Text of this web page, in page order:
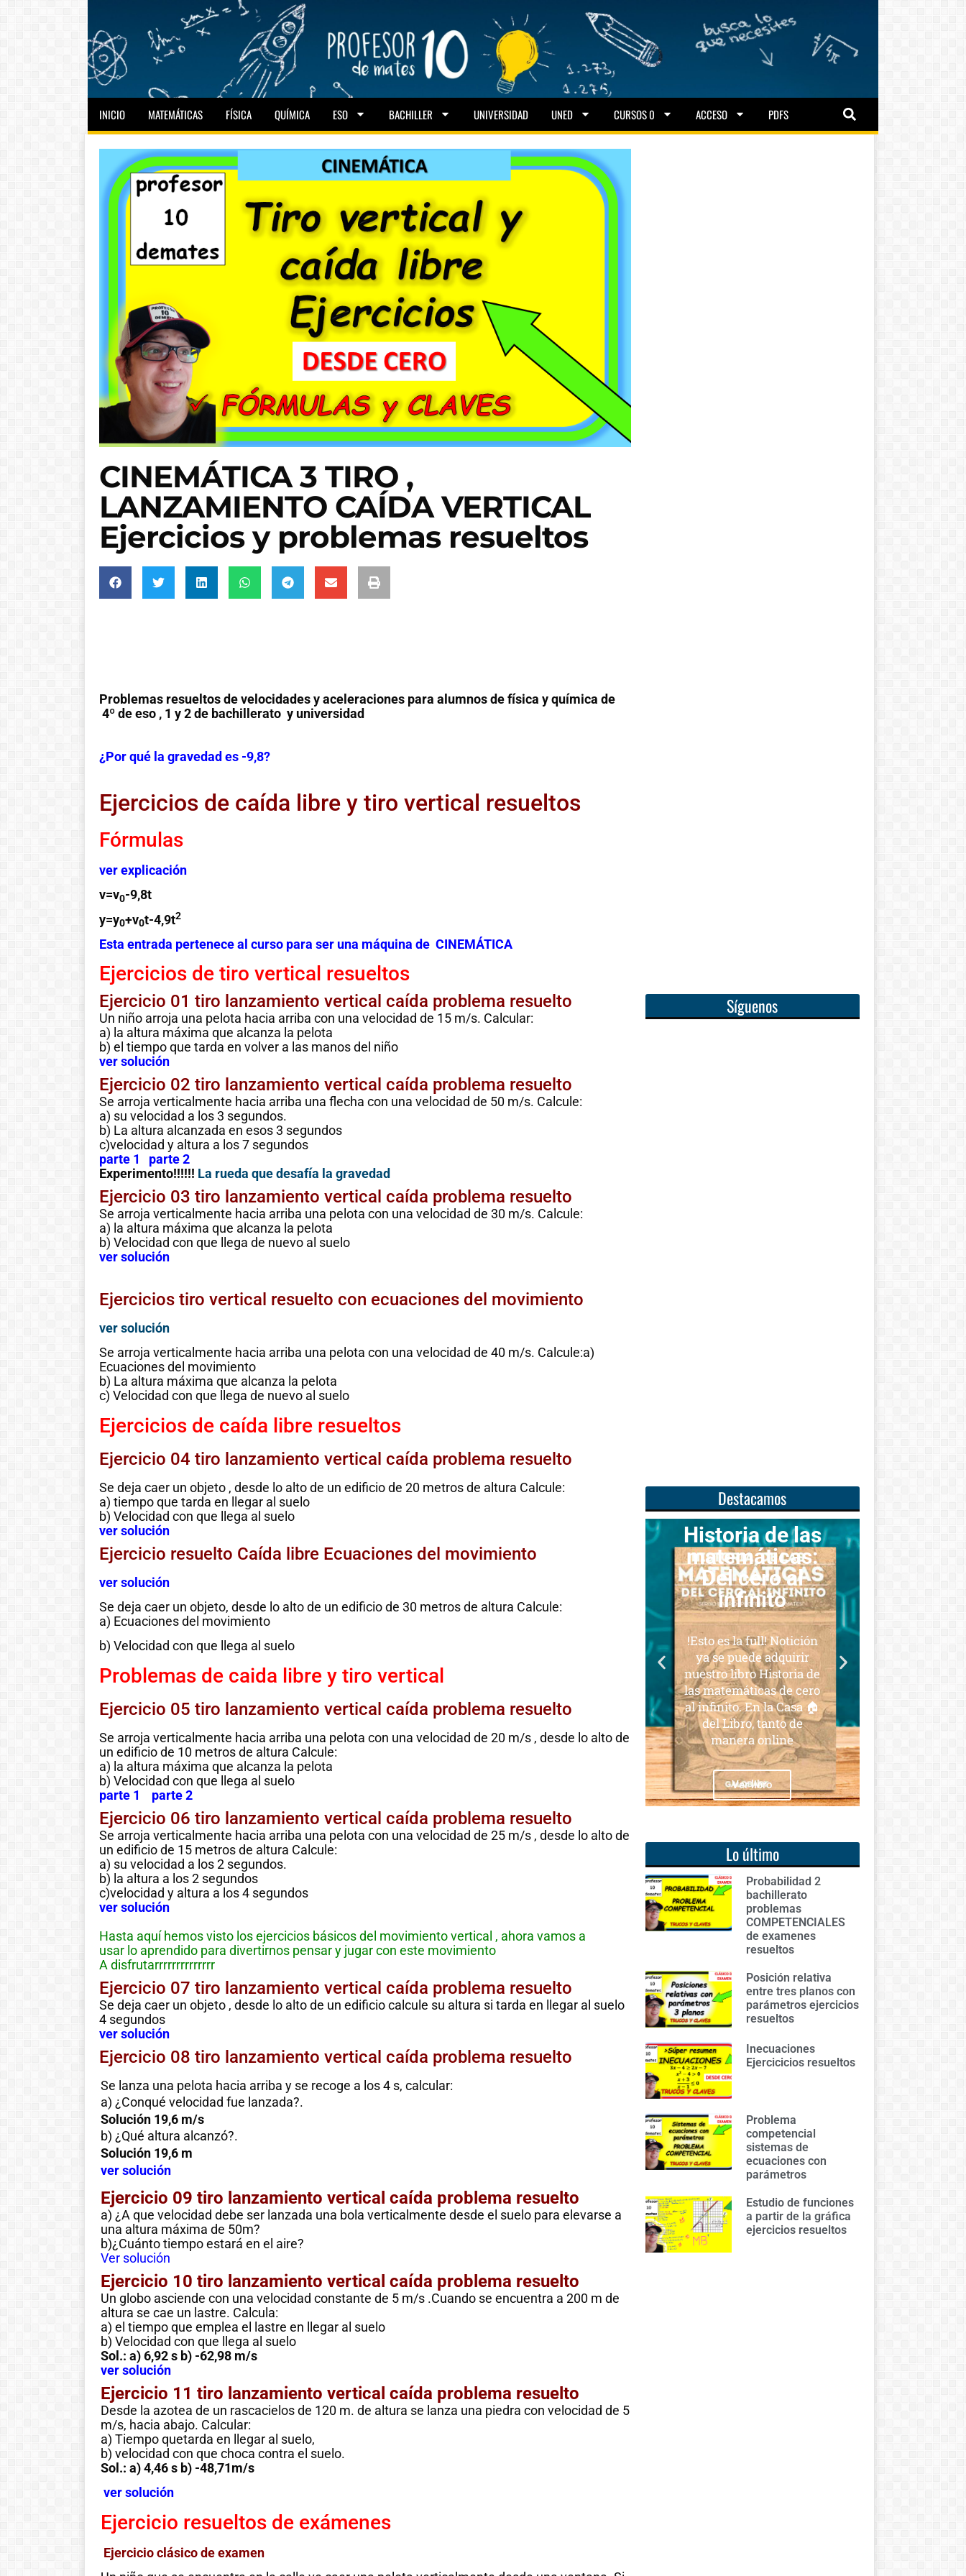
INICIO MATEMÁTICAS FÍSICA QUÍMICA ESO BACHILLER UNIVERSIDAD UNED CURSOS 0 ACCESO PDFS
CINEMÁTICA 3 TIRO ,
LANZAMIENTO CAÍDA VERTICAL
Ejercicios y problemas resueltos
Problemas resueltos de velocidades y aceleraciones para alumnos de física y química de
4º de eso , 1 y 2 de bachillerato y universidad
¿Por qué la gravedad es -9,8?
Ejercicios de caída libre y tiro vertical resueltos
Fórmulas
ver explicación
v=v0-9,8t
y=y0+v0t-4,9t2
Esta entrada pertenece al curso para ser una máquina de CINEMÁTICA
Ejercicios de tiro vertical resueltos
Ejercicio 01 tiro lanzamiento vertical caída problema resuelto
Un niño arroja una pelota hacia arriba con una velocidad de 15 m/s. Calcular:
a) la altura máxima que alcanza la pelota
b) el tiempo que tarda en volver a las manos del niño
ver solución
Ejercicio 02 tiro lanzamiento vertical caída problema resuelto
Se arroja verticalmente hacia arriba una flecha con una velocidad de 50 m/s. Calcule:
a) su velocidad a los 3 segundos.
b) La altura alcanzada en esos 3 segundos
c)velocidad y altura a los 7 segundos
parte 1
parte 2
Experimento!!!!!! La rueda que desafía la gravedad
Ejercicio 03 tiro lanzamiento vertical caída problema resuelto
Se arroja verticalmente hacia arriba una pelota con una velocidad de 30 m/s. Calcule:
a) la altura máxima que alcanza la pelota
b) Velocidad con que llega de nuevo al suelo
ver solución
Ejercicios tiro vertical resuelto con ecuaciones del movimiento
ver solución
Se arroja verticalmente hacia arriba una pelota con una velocidad de 40 m/s. Calcule:a)
Ecuaciones del movimiento
b) La altura máxima que alcanza la pelota
c) Velocidad con que llega de nuevo al suelo
Ejercicios de caída libre resueltos
Ejercicio 04 tiro lanzamiento vertical caída problema resuelto
Se deja caer un objeto , desde lo alto de un edificio de 20 metros de altura Calcule:
a) tiempo que tarda en llegar al suelo
b) Velocidad con que llega al suelo
ver solución
Ejercicio resuelto Caída libre Ecuaciones del movimiento
ver solución
Se deja caer un objeto, desde lo alto de un edificio de 30 metros de altura Calcule:
a) Ecuaciones del movimiento
b) Velocidad con que llega al suelo
Problemas de caida libre y tiro vertical
Ejercicio 05 tiro lanzamiento vertical caída problema resuelto
Se arroja verticalmente hacia arriba una pelota con una velocidad de 20 m/s , desde lo alto de
un edificio de 10 metros de altura Calcule:
a) la altura máxima que alcanza la pelota
b) Velocidad con que llega al suelo
parte 1
parte 2
Ejercicio 06 tiro lanzamiento vertical caída problema resuelto
Se arroja verticalmente hacia arriba una pelota con una velocidad de 25 m/s , desde lo alto de
un edificio de 15 metros de altura Calcule:
a) su velocidad a los 2 segundos.
b) la altura a los 2 segundos
c)velocidad y altura a los 4 segundos
ver solución
Hasta aquí hemos visto los ejercicios básicos del movimiento vertical , ahora vamos a
usar lo aprendido para divertirnos pensar y jugar con este movimiento
A disfrutarrrrrrrrrrrrrr
Ejercicio 07 tiro lanzamiento vertical caída problema resuelto
Se deja caer un objeto , desde lo alto de un edificio calcule su altura si tarda en llegar al suelo
4 segundos
ver solución
Ejercicio 08 tiro lanzamiento vertical caída problema resuelto
Se lanza una pelota hacia arriba y se recoge a los 4 s, calcular:
a) ¿Conqué velocidad fue lanzada?.
Solución 19,6 m/s
b) ¿Qué altura alcanzó?.
Solución 19,6 m
ver solución
Ejercicio 09 tiro lanzamiento vertical caída problema resuelto
a) ¿A que velocidad debe ser lanzada una bola verticalmente desde el suelo para elevarse a
una altura máxima de 50m?
b)¿Cuánto tiempo estará en el aire?
Ver solución
Ejercicio 10 tiro lanzamiento vertical caída problema resuelto
Un globo asciende con una velocidad constante de 5 m/s .Cuando se encuentra a 200 m de
altura se cae un lastre. Calcula:
a) el tiempo que emplea el lastre en llegar al suelo
b) Velocidad con que llega al suelo
Sol.: a) 6,92 s b) -62,98 m/s
ver solución
Ejercicio 11 tiro lanzamiento vertical caída problema resuelto
Desde la azotea de un rascacielos de 120 m. de altura se lanza una piedra con velocidad de 5
m/s, hacia abajo. Calcular:
a) Tiempo quetarda en llegar al suelo,
b) velocidad con que choca contra el suelo.
Sol.: a) 4,46 s b) -48,71m/s
ver solución
Ejercicio resueltos de exámenes
Ejercicio clásico de examen
Síguenos
Destacamos
Historia de las
matemáticas:
Del cero al
infinito
!Esto es la full! Notición
ya se puede adquirir
nuestro libro Historia de
al infinito. En la Casa 🏠
manera online
Ver libro
para todos
adquirir nuestro segundo
libro: Unas matemáticas
para todos
Historia de las
matemáticas:
Del cero al
infinito
!Esto es la full! Notición
ya se puede adquirir
nuestro libro Historia de
las matemáticas de cero
al infinito. En la Casa 🏠
del Libro, tanto de
manera online
Ver libro
Unas
matemáticas
para todos
Notición!! Ya se puede
adquirir nuestro segundo
libro: Unas matemáticas
para todos
Ver libro
Lo último
Probabilidad 2
bachillerato
problemas
COMPETENCIALES
de examenes
resueltos
Posición relativa
entre tres planos con
parámetros ejercicios
resueltos
Inecuaciones
Ejercicicios resueltos
Problema
competencial
sistemas de
ecuaciones con
parámetros
Estudio de funciones
a partir de la gráfica
ejercicios resueltos